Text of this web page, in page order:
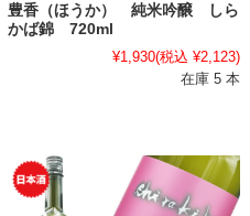
豊香（ほうか） 純米吟醸 しら
かば錦 720ml
¥1,930(税込 ¥2,123)
在庫 5 本